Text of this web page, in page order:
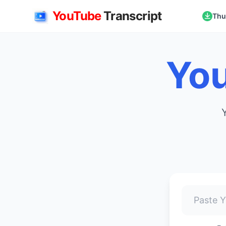
YouTubeTranscript